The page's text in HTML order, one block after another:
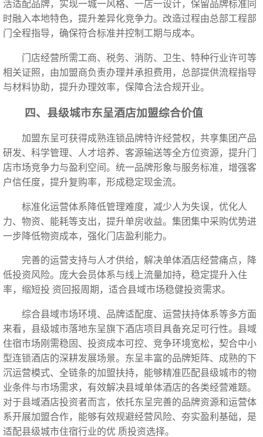
活适配品牌，实现一城一风格、一店一设计，保留品牌标准同
时融入本地特色，提升差异化竞争力。改造过程由总部工程部
门全程指导，确保符合标准并控制工期与成本。
门店经营所需工商、税务、消防、卫生、特种行业许可等
相关证照，由加盟商负责办理并承担费用，总部提供流程指导
与材料协助，提升办理效率，保障合法合规开业。
四、县级城市东呈酒店加盟综合价值
加盟东呈可获得成熟连锁品牌特许经营权，共享集团产品
研发、科学管理、人才培养、客源输送等全方位资源，提升门
店市场竞争力与盈利空间。统一品牌形象与服务标准，增强客
户信任度，提升复购率，形成稳定现金流。
标准化运营体系降低管理难度，减少人为失误，优化人
力、物资、能耗等支出，提升单房收益。集团集中采购优势进
一步降低物资成本，强化门店盈利能力。
完善的运营支持与人才供给，解决单体酒店经营痛点，降
低投资风险。庞大会员体系与线上流量加持，稳定提升入住
率，缩短投 资回报周期，适合县域市场稳健投资需求。
综合县域市场环境、品牌适配度、运营扶持体系等多方面
来看，县级城市落地东呈旗下酒店项目具备充足可行性。县域
住宿市场刚需稳固、投资成本可控、竞争环境宽松，契合中小
型连锁酒店的深耕发展场景。东呈丰富的品牌矩阵、成熟的下
沉运营模式、全链条的加盟扶持，能够精准匹配县级城市的物
业条件与市场需求，有效解决县域单体酒店的各类经营难题。
对于县域酒店投资者而言，依托东呈完善的品牌资源和运营体
系开展加盟合作，能够有效规避经营风险、夯实盈利基础，是
适配县级城市住宿行业的优 质投资选择。